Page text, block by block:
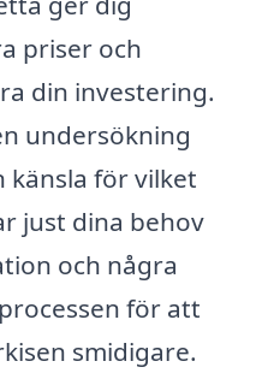
priser och
din investering.
undersökning
känsla för vilket
just dina behov
och några
för att
smidigare.